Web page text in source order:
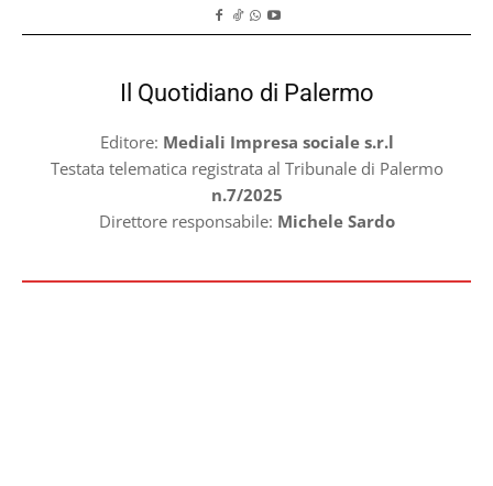
Il Quotidiano di Palermo
Editore: Mediali Impresa sociale s.r.l
Testata telematica registrata al Tribunale di Palermo
n.7/2025
Direttore responsabile: Michele Sardo